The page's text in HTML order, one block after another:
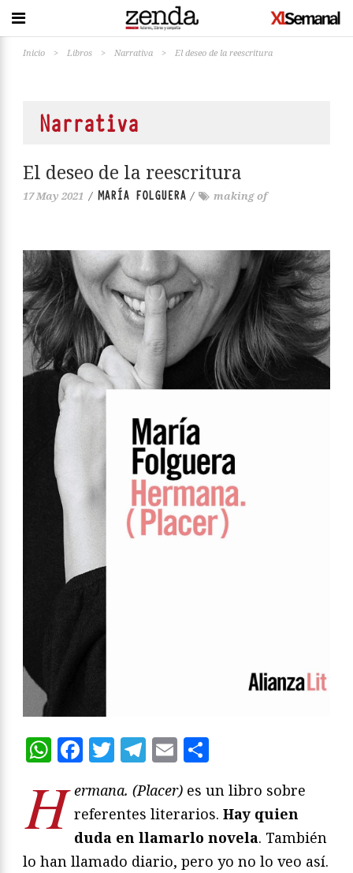
Inicio > Libros > Narrativa > El deseo de la reescritura
Narrativa
El deseo de la reescritura
17 May 2021 / MARÍA FOLGUERA / making of
WhatsApp
Facebook
Twitter
Telegram
Email
H ermana. (Placer) es un libro sobre
referentes literarios. Hay quien
duda en llamarlo novela. También
lo han llamado diario, pero yo no lo veo así.